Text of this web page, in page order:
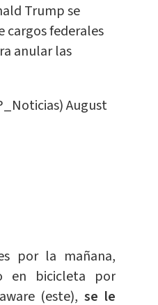
Trump se
cargos federales
anular las
August
por la mañana,
en bicicleta por
(este), se le